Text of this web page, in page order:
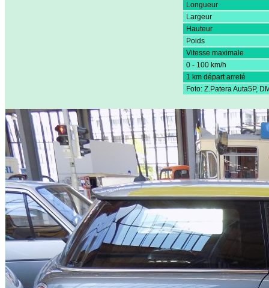
Longueur
Largeur
Hauteur
Poids
Vitesse maximale
0 - 100 km/h
1 km départ arreté
Foto: Z.Patera Auta5P,